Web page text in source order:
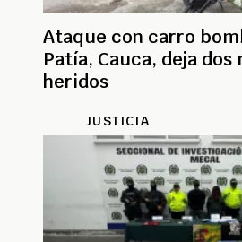
Ataque con carro
Patía, Cauca, deja
heridos
JUSTICIA